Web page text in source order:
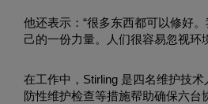
他还表示：“很多东西都可以修好
己的一份力量。人们很容易忽视环
在工作中，Stirling 是四名维护技
防性维护检查等措施帮助确保六台